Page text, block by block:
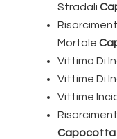
Stradali
Mortale
Vittima Di
Vittime Di
Vittime
Capocotta